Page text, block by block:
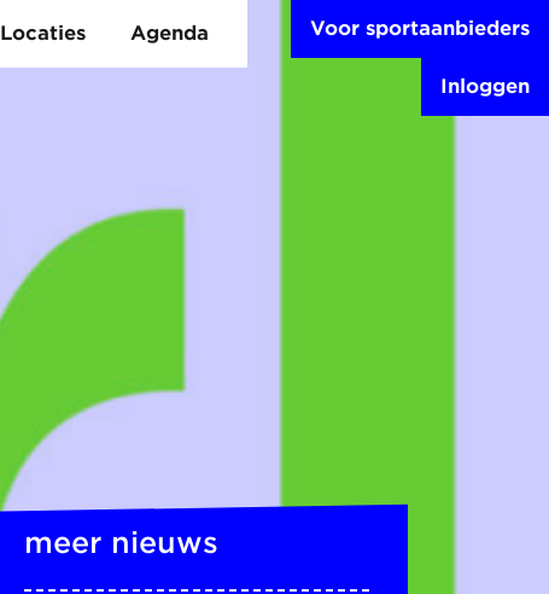
Locaties Agenda Voor sportaanbieders
Inloggen
meer nieuws